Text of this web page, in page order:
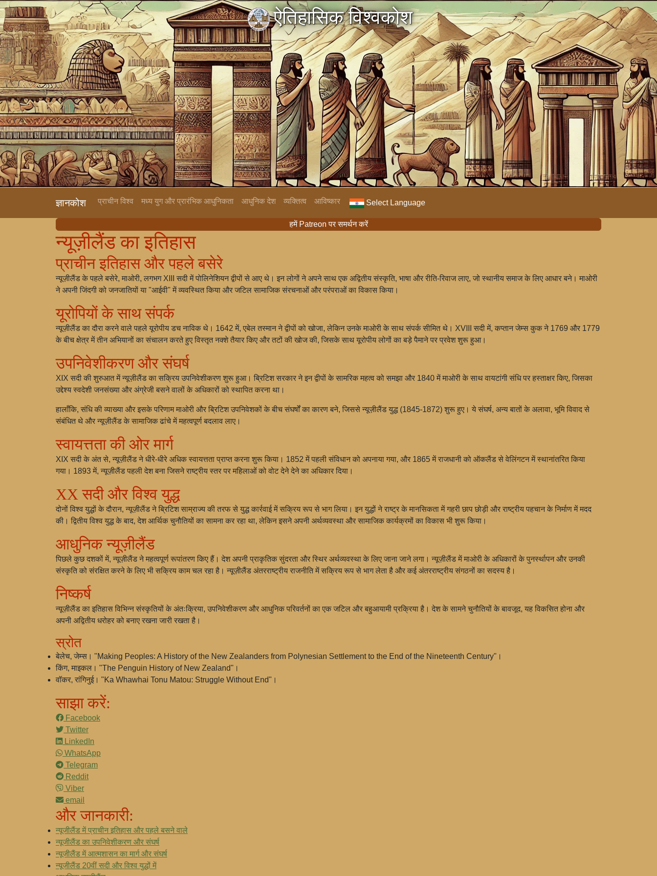
ऐतिहासिक विश्वकोश
ज्ञानकोश प्राचीन विश्व मध्य युग और प्रारंभिक आधुनिकता आधुनिक देश व्यक्तित्व आविष्कार Select Language
हमें Patreon पर समर्थन करें
न्यूज़ीलैंड का इतिहास
प्राचीन इतिहास और पहले बसेरे
न्यूज़ीलैंड के पहले बसेरे, माओरी, लगभग XIII सदी में पोलिनेशियन द्वीपों से आए थे। इन लोगों ने अपने साथ एक अद्वितीय संस्कृति, भाषा और रीति-रिवाज लाए, जो स्थानीय समाज के लिए आधार बने। माओरी
ने अपनी जिंदगी को जनजातियों या "आईवी" में व्यवस्थित किया और जटिल सामाजिक संरचनाओं और परंपराओं का विकास किया।
यूरोपियों के साथ संपर्क
न्यूज़ीलैंड का दौरा करने वाले पहले यूरोपीय डच नाविक थे। 1642 में, एबेल तस्मान ने द्वीपों को खोजा, लेकिन उनके माओरी के साथ संपर्क सीमित थे। XVIII सदी में, कप्तान जेम्स कुक ने 1769 और 1779
के बीच क्षेत्र में तीन अभियानों का संचालन करते हुए विस्तृत नक्शे तैयार किए और तटों की खोज की, जिसके साथ यूरोपीय लोगों का बड़े पैमाने पर प्रवेश शुरू हुआ।
उपनिवेशीकरण और संघर्ष
XIX सदी की शुरुआत में न्यूज़ीलैंड का सक्रिय उपनिवेशीकरण शुरू हुआ। ब्रिटिश सरकार ने इन द्वीपों के सामरिक महत्व को समझा और 1840 में माओरी के साथ वायटांगी संधि पर हस्ताक्षर किए, जिसका
उद्देश्य स्वदेशी जनसंख्या और अंग्रेजी बसने वालों के अधिकारों को स्थापित करना था।
हालाँकि, संधि की व्याख्या और इसके परिणाम माओरी और ब्रिटिश उपनिवेशकों के बीच संघर्षों का कारण बने, जिससे न्यूज़ीलैंड युद्ध (1845-1872) शुरू हुए। ये संघर्ष, अन्य बातों के अलावा, भूमि विवाद से
संबंधित थे और न्यूज़ीलैंड के सामाजिक ढांचे में महत्वपूर्ण बदलाव लाए।
स्वायत्तता की ओर मार्ग
XIX सदी के अंत से, न्यूज़ीलैंड ने धीरे-धीरे अधिक स्वायत्तता प्राप्त करना शुरू किया। 1852 में पहली संविधान को अपनाया गया, और 1865 में राजधानी को ऑकलैंड से वेलिंगटन में स्थानांतरित किया
गया। 1893 में, न्यूज़ीलैंड पहली देश बना जिसने राष्ट्रीय स्तर पर महिलाओं को वोट देने देने का अधिकार दिया।
XX सदी और विश्व युद्ध
दोनों विश्व युद्धों के दौरान, न्यूज़ीलैंड ने ब्रिटिश साम्राज्य की तरफ से युद्ध कार्रवाई में सक्रिय रूप से भाग लिया। इन युद्धों ने राष्ट्र के मानसिकता में गहरी छाप छोड़ी और राष्ट्रीय पहचान के निर्माण में मदद
की। द्वितीय विश्व युद्ध के बाद, देश आर्थिक चुनौतियों का सामना कर रहा था, लेकिन इसने अपनी अर्थव्यवस्था और सामाजिक कार्यक्रमों का विकास भी शुरू किया।
आधुनिक न्यूज़ीलैंड
पिछले कुछ दशकों में, न्यूज़ीलैंड ने महत्वपूर्ण रूपांतरण किए हैं। देश अपनी प्राकृतिक सुंदरता और स्थिर अर्थव्यवस्था के लिए जाना जाने लगा। न्यूज़ीलैंड में माओरी के अधिकारों के पुनर्स्थापन और उनकी
संस्कृति को संरक्षित करने के लिए भी सक्रिय काम चल रहा है। न्यूज़ीलैंड अंतरराष्ट्रीय राजनीति में सक्रिय रूप से भाग लेता है और कई अंतरराष्ट्रीय संगठनों का सदस्य है।
निष्कर्ष
न्यूज़ीलैंड का इतिहास विभिन्न संस्कृतियों के अंतःक्रिया, उपनिवेशीकरण और आधुनिक परिवर्तनों का एक जटिल और बहुआयामी प्रक्रिया है। देश के सामने चुनौतियों के बावजूद, यह विकसित होना और
अपनी अद्वितीय धरोहर को बनाए रखना जारी रखता है।
स्रोत
बेलेच, जेम्स। "Making Peoples: A History of the New Zealanders from Polynesian Settlement to the End of the Nineteenth Century"।
किंग, माइकल। "The Penguin History of New Zealand"।
वॉकर, रांगिनुई। "Ka Whawhai Tonu Matou: Struggle Without End"।
साझा करें:
Facebook
Twitter
LinkedIn
WhatsApp
Telegram
Reddit
Viber
email
और जानकारी:
न्यूजीलैंड में प्राचीन इतिहास और पहले बसने वाले
न्यूजीलैंड का उपनिवेशीकरण और संघर्ष
न्यूजीलैंड में आत्मशासन का मार्ग और संघर्ष
न्यूजीलैंड 20वीं सदी और विश्व युद्धों में